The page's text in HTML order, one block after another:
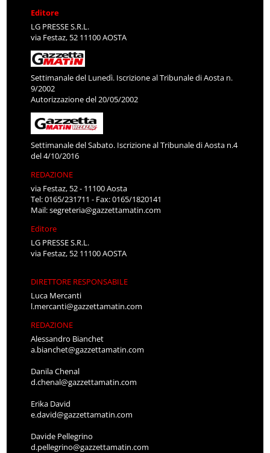
Editore
LG PRESSE S.R.L.
via Festaz, 52 11100 AOSTA
Settimanale del Lunedì. Iscrizione al Tribunale di Aosta n.
9/2002
Autorizzazione del 20/05/2002
Settimanale del Sabato. Iscrizione al Tribunale di Aosta n.4
del 4/10/2016
REDAZIONE
via Festaz, 52 - 11100 Aosta
Tel: 0165/231711 - Fax: 0165/1820141
Mail:segreteria@gazzettamatin.com
Editore
LG PRESSE S.R.L.
via Festaz, 52 11100 AOSTA
DIRETTORE RESPONSABILE
Luca Mercanti
l.mercanti@gazzettamatin.com
REDAZIONE
Alessandro Bianchet
a.bianchet@gazzettamatin.com
Danila Chenal
d.chenal@gazzettamatin.com
Erika David
e.david@gazzettamatin.com
Davide Pellegrino
d.pellegrino@gazzettamatin.com